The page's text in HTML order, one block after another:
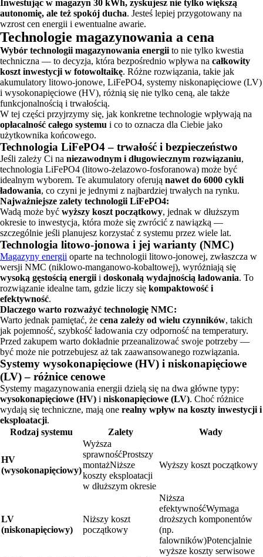
Inwestując w magazyn 30 kWh, zyskujesz nie tylko większą
autonomię, ale też spokój ducha. Jesteś lepiej przygotowany na
wzrost cen energii i ewentualne awarie.
Technologie magazynowania a cena
Wybór technologii magazynowania energii to nie tylko kwestia
techniczna — to decyzja, która bezpośrednio wpływa na całkowity
koszt inwestycji w fotowoltaikę. Różne rozwiązania, takie jak
akumulatory litowo-jonowe, LiFePO4, systemy niskonapięciowe (LV)
i wysokonapięciowe (HV), różnią się nie tylko ceną, ale także
funkcjonalnością i trwałością.
W tej części przyjrzymy się, jak konkretne technologie wpływają na
opłacalność całego systemu i co to oznacza dla Ciebie jako
użytkownika końcowego.
Technologia LiFePO4 – trwałość i bezpieczeństwo
Jeśli zależy Ci na niezawodnym i długowiecznym rozwiązaniu,
technologia LiFePO4 (litowo-żelazowo-fosforanowa) może być
idealnym wyborem. Te akumulatory oferują nawet do 6000 cykli
ładowania, co czyni je jednymi z najbardziej trwałych na rynku.
Najważniejsze zalety technologii LiFePO4:
Wadą może być wyższy koszt początkowy, jednak w dłuższym
okresie to inwestycja, która może się zwrócić z nawiązką —
szczególnie jeśli planujesz korzystać z systemu przez wiele lat.
Technologia litowo-jonowa i jej warianty (NMC)
Magazyny energii oparte na technologii litowo-jonowej, zwłaszcza w
wersji NMC (niklowo-manganowo-kobaltowej), wyróżniają się
wysoką gęstością energii i doskonałą wydajnością ładowania. To
rozwiązanie idealne tam, gdzie liczy się kompaktowość i
efektywność.
Dlaczego warto rozważyć technologię NMC:
Warto jednak pamiętać, że cena zależy od wielu czynników, takich
jak pojemność, szybkość ładowania czy odporność na temperatury.
Przed zakupem warto dokładnie przeanalizować swoje potrzeby —
być może nie potrzebujesz aż tak zaawansowanego rozwiązania.
Systemy wysokonapięciowe (HV) i niskonapięciowe
(LV) – różnice cenowe
Systemy magazynowania energii dzielą się na dwa główne typy:
wysokonapięciowe (HV) i niskonapięciowe (LV). Choć różnice
wydają się techniczne, mają one realny wpływ na koszty inwestycji i
eksploatacji.
Rodzaj systemu
Zalety Wady
HV
(wysokonapięciowy)
Wyższa
sprawnośćProstszy
montażNiższe
koszty eksploatacji
w dłuższym okresie
Wyższy koszt początkowy
LV
(niskonapięciowy)
Niższy koszt
początkowy
Niższa
efektywnośćWymaga
droższych komponentów
(np.
falowników)Potencjalnie
wyższe koszty serwisowe